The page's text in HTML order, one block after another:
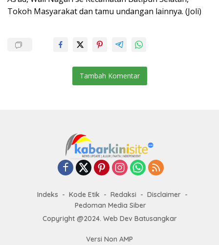
Tokoh Masyarakat dan tamu undangan lainnya. (Joli)
Tambah Komentar
Indeks Kode Etik Redaksi
Disclaimer
Pedoman Media Siber
Copyright @2024. Web Dev Batusangkar
Versi Non AMP